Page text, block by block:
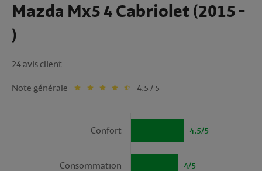
Mazda Mx5 4 Cabriolet (2015 -
)
24 avis client
Note générale 4.5 / 5
4.5/5
Confort
4/5
Consommation